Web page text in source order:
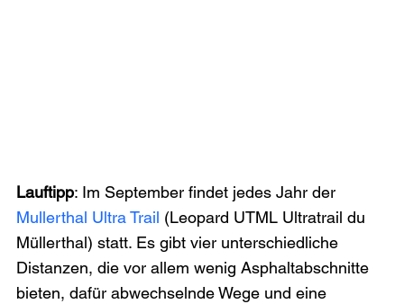
Lauftipp: Im September findet jedes Jahr der
Mullerthal Ultra Trail (Leopard UTML Ultratrail du
Müllerthal) statt. Es gibt vier unterschiedliche
Distanzen, die vor allem wenig Asphaltabschnitte
bieten, dafür abwechselnde Wege und eine